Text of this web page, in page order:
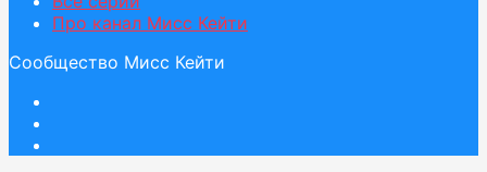
Про канал Мисс Кейти
Сообщество Мисс Кейти